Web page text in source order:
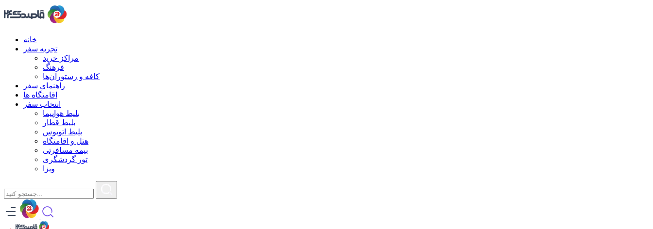
خانه
تجربه سفر
مراکز خرید
فرهنگ
کافه و رستوران‌ها
راهنمای سفر
اقامتگاه ها
انتخاب سفر
بلیط هواپیما
بلیط قطار
بلیط اتوبوس
هتل و اقامتگاه
بیمه مسافرتی
تور گردشگری
ویزا